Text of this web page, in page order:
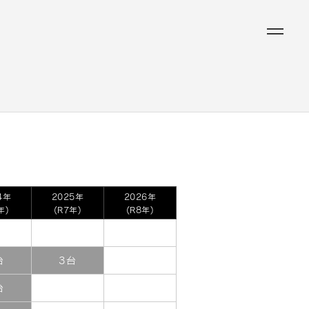
)
2025年
(R7年)
2026年
(R8年)
3台